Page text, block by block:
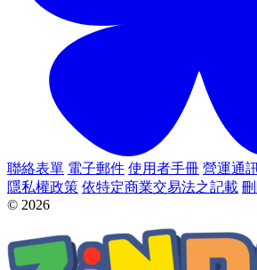
聯絡表單 電子郵件 使用者手冊 營運通
隱私權政策 依特定商業交易法之記載
© 2026